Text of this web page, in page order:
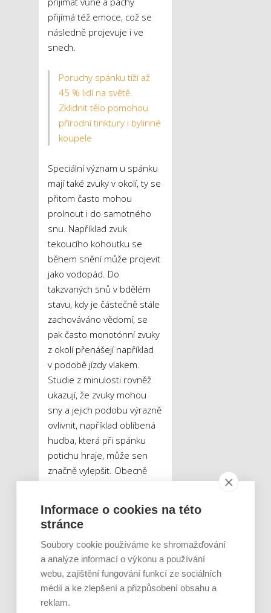
přijímá též emoce, což se
následně projevuje i ve
snech.
Poruchy spánku tíží až
45 % lidí na světě.
Zklidnit tělo pomohou
přírodní tinktury i bylinné
koupele
Speciální význam u spánku
mají také zvuky v okolí, ty se
přitom často mohou
prolnout i do samotného
snu. Například zvuk
tekoucího kohoutku se
během snění může projevit
jako vodopád. Do
takzvaných snů v bdělém
stavu, kdy je částečně stále
zachováváno vědomí, se
pak často monotónní zvuky
z okolí přenášejí například
v podobě jízdy vlakem.
Studie z minulosti rovněž
ukazují, že zvuky mohou
sny a jejich podobu výrazně
ovlivnit, například oblíbená
hudba, která při spánku
potichu hraje, může sen
značně vylepšit. Obecně
vhodná dostatečná izolace
od okolních zvuků,
především zvenčí.„Kromě
kvalitních oken k tomu
napomohou také venkovní
rolety, které místnost nejen
maximálně zastíní, ale i
Informace o cookies na této
stránce
Soubory cookie používáme ke shromažďování
a analýze informací o výkonu a používání
webu, zajištění fungování funkcí ze sociálních
médií a ke zlepšení a přizpůsobení obsahu a
reklam.